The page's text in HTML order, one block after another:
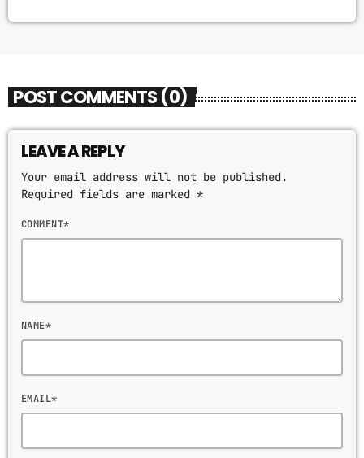
POST COMMENTS (0)
LEAVE A REPLY
Your email address will not be published.
Required fields are marked *
COMMENT*
NAME*
EMAIL*